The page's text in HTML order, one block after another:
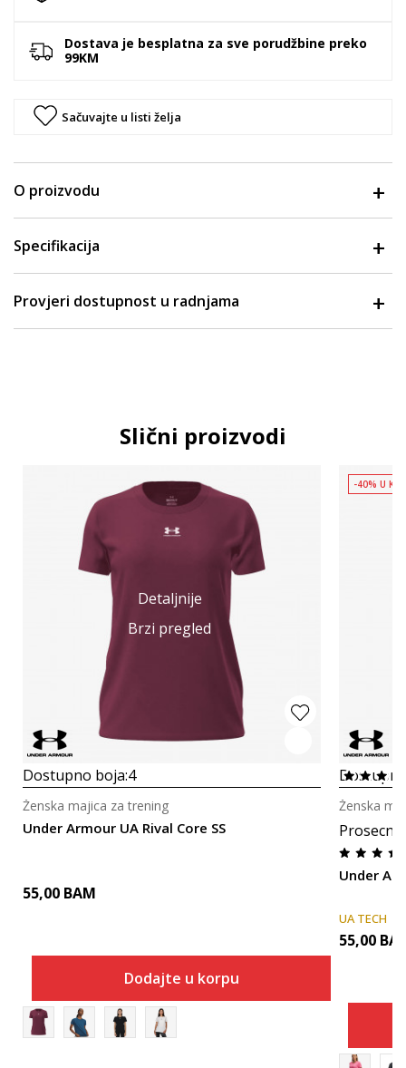
Dostava je besplatna za sve porudžbine preko
99KM
Sačuvajte u listi želja
O proizvodu
Specifikacija
Provjeri dostupnost u radnjama
Slični proizvodi
Detaljnije
Brzi pregled
Dostupno boja:4
Under Armour UA Rival Core SS
Ženska majica za trening
55,00 BAM
Dodajte u korpu
-40% U
Under
Ženska
UA TECH
55,00